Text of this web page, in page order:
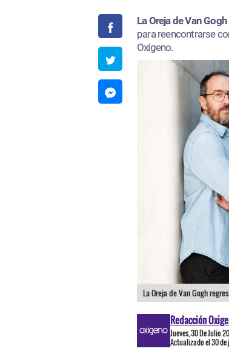
La Oreja de Van Gogh
para reencontrarse
Oxígeno.
La Oreja de Van Gogh
Redacción
Jueves, 30 De Julio
Actualizado el 30 de